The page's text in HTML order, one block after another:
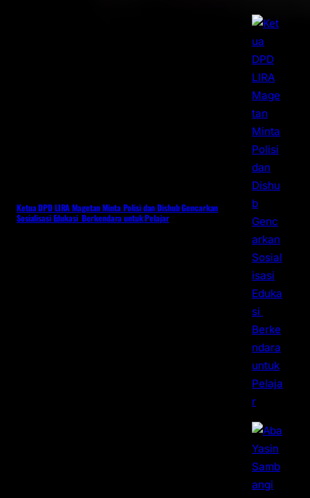
Ketua DPD LIRA Magetan Minta Polisi dan Dishub Gencarkan
Sosialisasi Edukasi Berkendara untuk Pelajar